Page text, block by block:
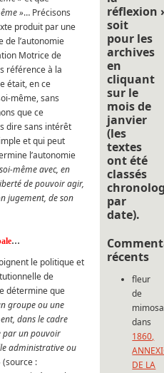
»… Précisons
produit par une
de l’autonomie
Motrice de
référence à la
était, en ce
même, sans
que ce
dire sans intérêt
et qui peut
l’autonomie
même avec, en
de pouvoir agir,
jugement, de son
…
le politique et
de
détermine que
groupe ou une
dans le cadre
par un pouvoir
administrative ou
(source :
réflexion
soit
pour les
archives
en
cliquant
sur le
mois de
janvier
(les
textes
ont été
classés
par
date).
récents
fleur
de
mimosa
dans
1860,
DE LA